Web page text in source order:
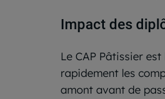
Impact des
Le CAP Pâtissier
rapidement les
amont avant de